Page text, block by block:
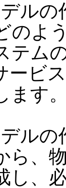
ルの
のよ
テム
ービ
ます
ルの
ら、
し、